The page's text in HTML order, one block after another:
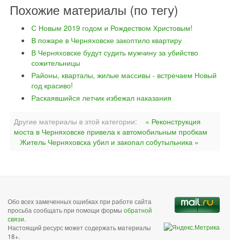
Похожие материалы (по тегу)
С Новым 2019 годом и Рождеством Христовым!
В пожаре в Черняховске закоптило квартиру
В Черняховске будут судить мужчину за убийство
сожительницы
Районы, кварталы, жилые массивы - встречаем Новый
год красиво!
Раскаявшийся летчик избежал наказания
Другие материалы в этой категории:
« Реконструкция
моста в Черняховске привела к автомобильным пробкам
Житель Черняховска убил и закопал собутыльника »
Обо всех замеченных ошибках при работе сайта
просьба сообщать при помощи формы обратной
связи.
Настоящий ресурс может содержать материалы
18+.